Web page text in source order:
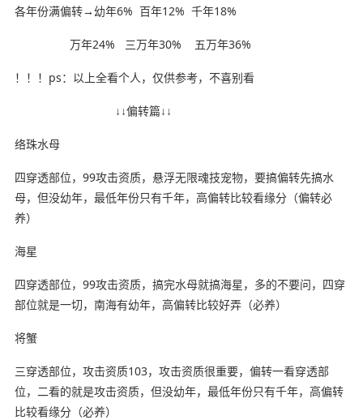
各年份满偏转→幼年6% 百年12% 千年18%
万年24% 三万年30% 五万年36%
！！！ps：以上全看个人，仅供参考，不喜别看
↓↓偏转篇↓↓
络珠水母
四穿透部位，99攻击资质，悬浮无限魂技宠物，要搞偏转先搞水
母，但没幼年，最低年份只有千年，高偏转比较看缘分（偏转必
养）
海星
四穿透部位，99攻击资质，搞完水母就搞海星，多的不要问，四穿
部位就是一切，南海有幼年，高偏转比较好弄（必养）
将蟹
三穿透部位，攻击资质103，攻击资质很重要，偏转一看穿透部
位，二看的就是攻击资质，但没幼年，最低年份只有千年，高偏转
比较看缘分（必养）